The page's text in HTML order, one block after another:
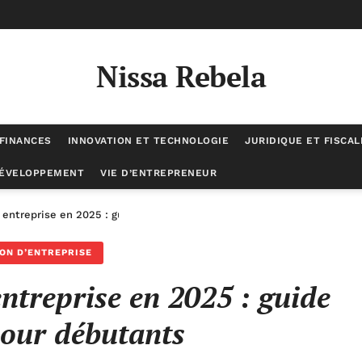
Nissa Rebela
INNOVATION ET TECHNOLOGIE JURIDIQUE ET
VIE D’ENTREPRENEUR
en 2025 : guide complet pour débutants
D’ENTREPRISE
en 2025 : guide
débutants